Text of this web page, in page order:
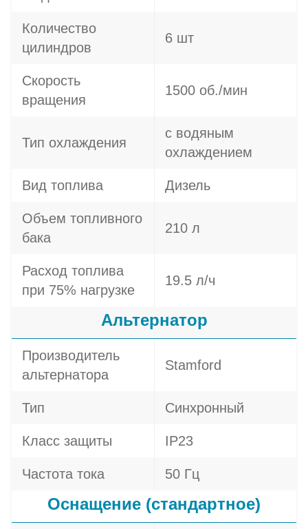
Количество
цилиндров
6 шт
Скорость
вращения
1500 об./мин
Тип охлаждения
с водяным
охлаждением
Вид топлива Дизель
Объем топливного
бака
210 л
Расход топлива
при 75% нагрузке
19.5 л/ч
Альтернатор
Производитель
альтернатора
Stamford
Тип Синхронный
Класс защиты IP23
Частота тока 50 Гц
Оснащение (стандартное)